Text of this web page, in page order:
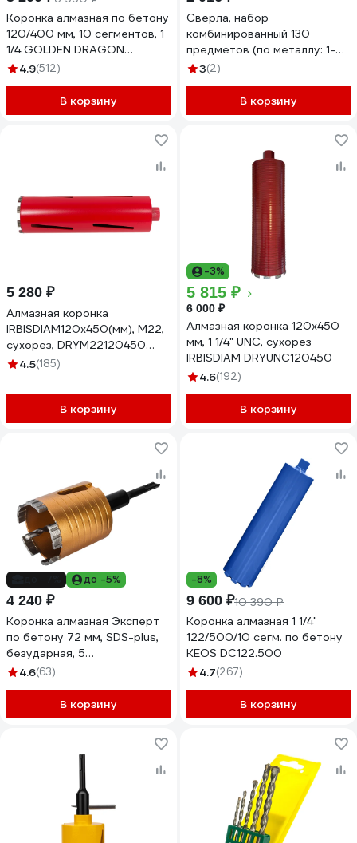
Коронка алмазная по бетону
120/400 мм, 10 сегментов, 1
1/4 GOLDEN DRAGON
120/400.11/4.GD
4.9(512)
В корзину
Сверла, набор
комбинированный 130
предметов (по металлу: 1-6,
8, 10 мм; по бетону: 4-6, 8, 10
Rockforce RF-
924U130(60716)
3(2)
В корзину
5 280 ₽
Алмазная коронка
IRBISDIAM120x450(мм), М22,
сухорез, DRYМ22120450
DRYm22120450
4.5(185)
В корзину
-3%
5 815 ₽
6 000 ₽
Алмазная коронка 120x450
мм, 1 1/4" UNC, сухорез
IRBISDIAM DRYUNC120450
4.6(192)
В корзину
до -5%
4 240 ₽
Коронка алмазная Эксперт
по бетону 72 мм, SDS-plus,
безударная, 5
турбосегментов 10 мм
4.6(63)
В корзину
-8%
9 600 ₽10 390 ₽
Коронка алмазная 1 1/4"
122/500/10 сегм. по бетону
KEOS DC122.500
4.7(267)
В корзину